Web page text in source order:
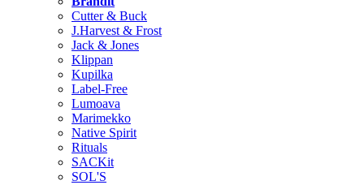
Cutter & Buck
J.Harvest & Frost
Jack & Jones
Klippan
Kupilka
Label-Free
Lumoava
Marimekko
Native Spirit
Rituals
SACKit
SOL'S